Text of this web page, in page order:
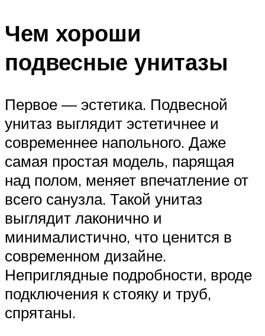
Чем хороши
подвесные унитазы
Первое — эстетика. Подвесной
унитаз выглядит эстетичнее и
современнее напольного. Даже
самая простая модель, парящая
над полом, меняет впечатление от
всего санузла. Такой унитаз
выглядит лаконично и
минималистично, что ценится в
современном дизайне.
Неприглядные подробности, вроде
подключения к стояку и труб,
спрятаны.